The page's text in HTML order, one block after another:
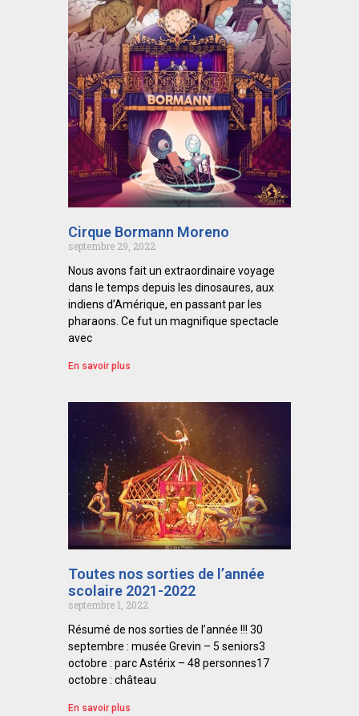
Cirque Bormann Moreno
septembre 29, 2022
Nous avons fait un extraordinaire voyage
dans le temps depuis les dinosaures, aux
indiens d’Amérique, en passant par les
pharaons. Ce fut un magnifique spectacle
avec
En savoir plus
Toutes nos sorties de l’année
scolaire 2021-2022
septembre 1, 2022
Résumé de nos sorties de l’année !!! 30
septembre : musée Grevin – 5 seniors3
octobre : parc Astérix – 48 personnes17
octobre : château
En savoir plus